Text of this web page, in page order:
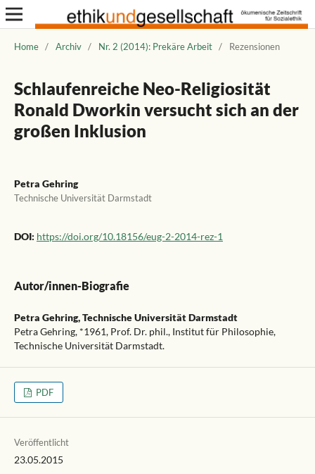
Home / Archiv / Nr. 2 (2014): Prekäre Arbeit / Rezensionen
Schlaufenreiche Neo-Religiosität
Ronald Dworkin versucht sich an der
großen Inklusion
Petra Gehring
Technische Universität Darmstadt
DOI: https://doi.org/10.18156/eug-2-2014-rez-1
Autor/innen-Biografie
Petra Gehring,Technische Universität Darmstadt
Petra Gehring, *1961, Prof. Dr. phil., Institut für Philosophie,
Technische Universität Darmstadt.
PDF
Veröffentlicht
23.05.2015